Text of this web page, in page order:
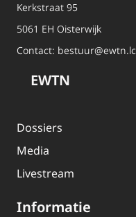
Kerkstraat 95
5061 EH Oisterwijk
Contact: bestuur@ewtn.lc
EWTN
Dossiers
Media
Livestream
Informatie